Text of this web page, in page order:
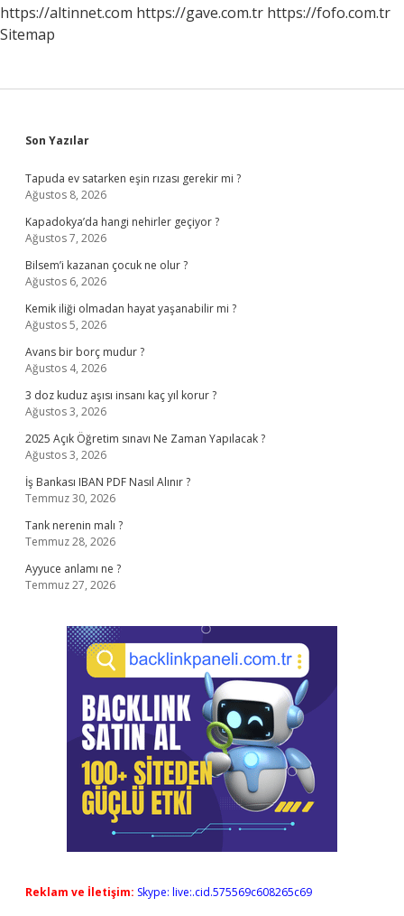
https://altinnet.com https://gave.com.tr https://fofo.com.tr
Sitemap
Sidebar
Son Yazılar
Tapuda ev satarken eşin rızası gerekir mi ?
Ağustos 8, 2026
Kapadokya’da hangi nehirler geçiyor ?
Ağustos 7, 2026
Bilsem’i kazanan çocuk ne olur ?
Ağustos 6, 2026
Kemik iliği olmadan hayat yaşanabilir mi ?
Ağustos 5, 2026
Avans bir borç mudur ?
Ağustos 4, 2026
3 doz kuduz aşısı insanı kaç yıl korur ?
Ağustos 3, 2026
2025 Açık Öğretim sınavı Ne Zaman Yapılacak ?
Ağustos 3, 2026
İş Bankası IBAN PDF Nasıl Alınır ?
Temmuz 30, 2026
Tank nerenin malı ?
Temmuz 28, 2026
Ayyuce anlamı ne ?
Temmuz 27, 2026
Reklam ve İletişim: Skype: live:.cid.575569c608265c69